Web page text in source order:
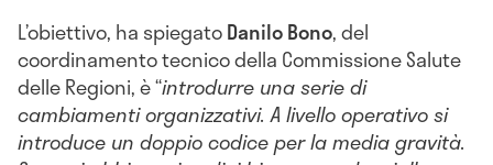
L’obiettivo, ha spiegatoDanilo Bono, del
coordinamento tecnico della Commissione Salute
delle Regioni, è “introdurre una serie di
cambiamenti organizzativi. A livello operativo si
introduce un doppio codice per la media gravità.